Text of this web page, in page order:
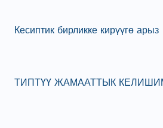
Кесиптик бирликке кирүүгө арыз
ТИПТҮҮ ЖАМААТТЫК